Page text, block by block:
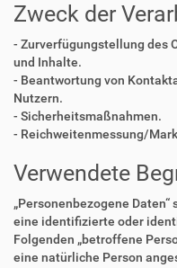
Zweck der
- Zurverfügungstellung des
und Inhalte.
- Beantwortung von
Nutzern.
- Sicherheitsmaßnahmen.
- Reichweitenmessung/
Verwendete
„Personenbezogene
eine identifizierte oder
Folgenden „betroffene
eine natürliche Person